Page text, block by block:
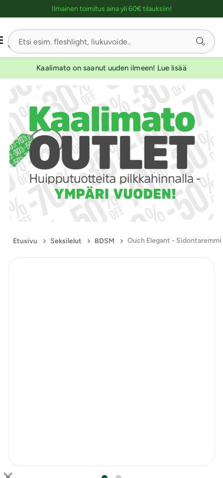
Ilmainen toimitus aina yli 60€ tilauksiin!
Kaalimato on saanut uuden ilmeen! Lue lisää
Etusivu Seksilelut BDSM